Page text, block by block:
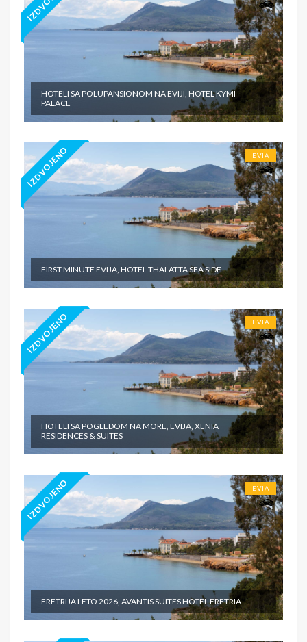
HOTELI SA POLUPANSIONOM NA EVIJI, HOTEL KYMI
PALACE
IZDVOJENO EVIA
FIRST MINUTE EVIJA, HOTEL THALATTA SEA SIDE
IZDVOJENO EVIA
HOTELI SA POGLEDOM NA MORE, EVIJA, XENIA
RESIDENCES & SUITES
IZDVOJENO EVIA
ERETRIJA LETO 2026, AVANTIS SUITES HOTEL ERETRIA